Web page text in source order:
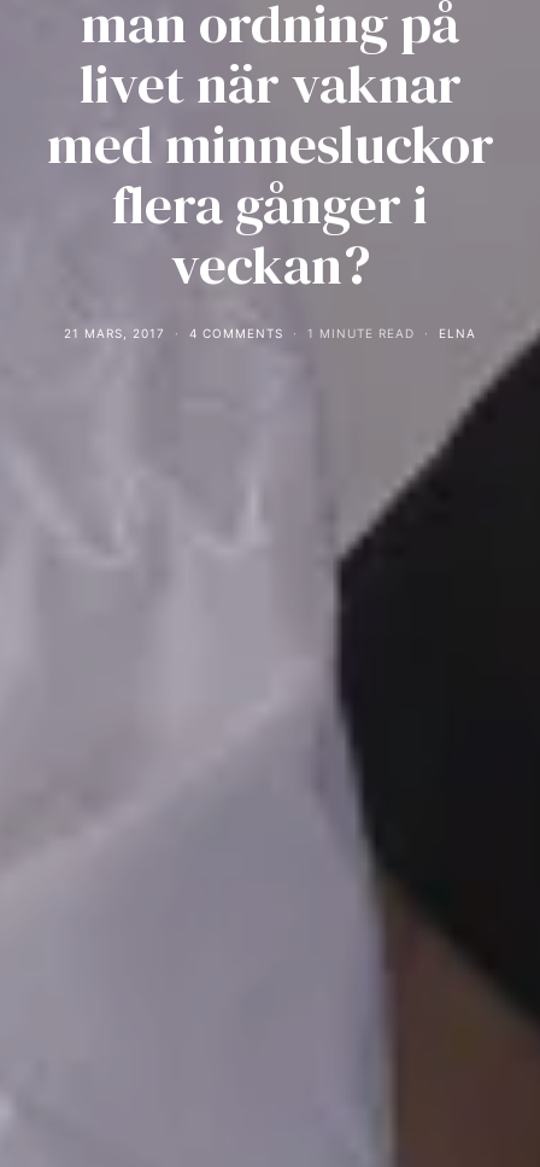
man ordning på
livet när vaknar
med minnesluckor
flera gånger i
veckan?
21 MARS, 2017 4 COMMENTS 1 MINUTE READ ELNA